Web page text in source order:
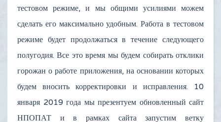
тестовом режиме, и мы общими усилиями можем
сделать его максимально удобным. Работа в тестовом
режиме будет продолжаться в течение следующего
полугодия. Все это время мы будем собирать отклики
горожан о работе приложения, на основании которых
будем вносить корректировки и исправления. 10
января 2019 года мы презентуем обновленный сайт
НПОПАТ и в рамках сайта запустим ветку